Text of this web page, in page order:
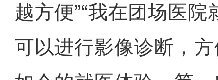
越方便”“我在团场医
可以进行影像诊断，